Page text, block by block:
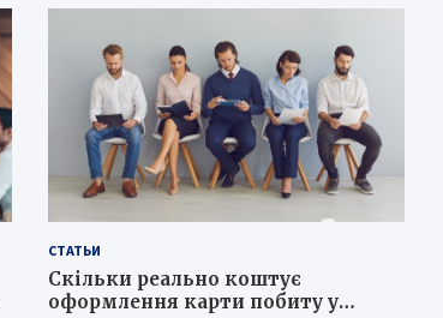
СТАТЬИ
Скільки реально коштує
оформлення карти побиту у